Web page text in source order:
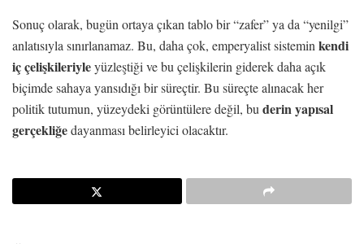
Sonuç olarak, bugün ortaya çıkan tablo bir “zafer” ya da “yenilgi”
anlatısıyla sınırlanamaz. Bu, daha çok, emperyalist sistemin kendi
iç çelişkileriyleyüzleştiği ve bu çelişkilerin giderek daha açık
biçimde sahaya yansıdığı bir süreçtir. Bu süreçte alınacak her
politik tutumun, yüzeydeki görüntülere değil, bu derin yapısal
gerçekliğedayanması belirleyici olacaktır.